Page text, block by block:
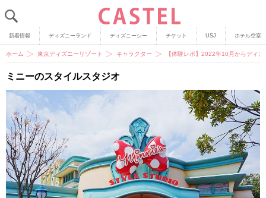
新着情報 ディズニーランド ディズニーシー チケット USJ ホテル空室
ホーム 東京ディズニーリゾート キャラクター 【体験レポ】2022年10月からディ
ミニーのスタイルスタジオ